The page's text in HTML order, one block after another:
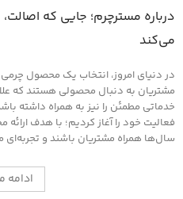
درباره مسترچرم؛ جایی که
می‌کند
در دنیای امروز، انتخاب یک محصول
مشتریان به دنبال محصولی هستند که
خدماتی مطمئن را نیز به همراه داشته
فعالیت خود را آغاز کردیم؛ با هدف
سال‌ها همراه مشتریان باشند و تجربه‌ای
ادامه